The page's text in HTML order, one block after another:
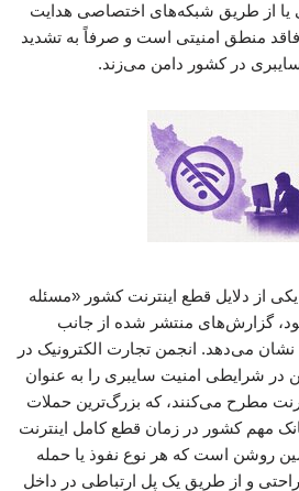
یا از طریق شبکه‌های اختصاصی هدایت
منطق امنیتی است و صرفاً به تشدید
در کشور دامن می‌زند.
از دلایل قطع اینترنت کشور «مسئله
گزارش‌های منتشر شده از جانب
نشان می‌دهد. انجمن تجارت الکترونیک در
در شرایطی امنیت سایبری را به عنوان
مطرح می‌کنند، که بزرگ‌ترین حملات
مهم کشور در زمان قطع کامل اینترنت
روشن است که هر نوع نفوذ یا حمله‌
و از طریق یک پل ارتباطی در داخل